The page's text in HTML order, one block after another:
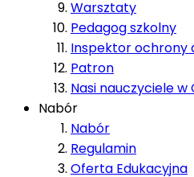
Warsztaty
Pedagog szkolny
Inspektor ochrony
Patron
Nasi nauczyciele w
Nabór
Nabór
Regulamin
Oferta Edukacyjna